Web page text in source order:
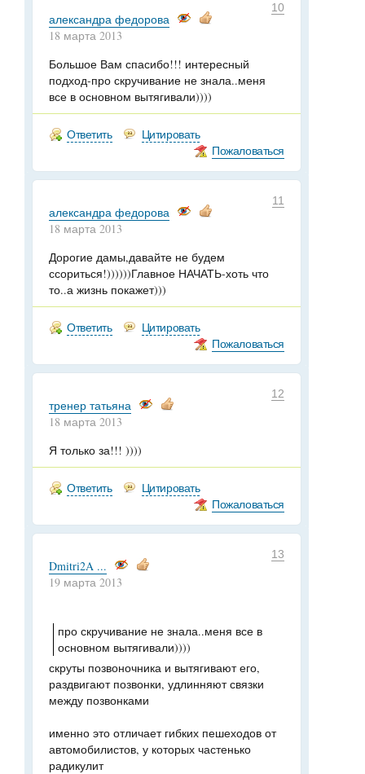
10
александра федорова
18 марта 2013
Большое Вам спасибо!!! интересный
подход-про скручивание не знала..меня
все в основном вытягивали))))
Ответить
Цитировать
Пожаловаться
11
александра федорова
18 марта 2013
Дорогие дамы,давайте не будем
ссориться!))))))Главное НАЧАТЬ-хоть что
то..а жизнь покажет)))
Ответить
Цитировать
Пожаловаться
12
тренер татьяна
18 марта 2013
Я только за!!! ))))
Ответить
Цитировать
Пожаловаться
13
Dmitri2A ...
19 марта 2013
про скручивание не знала..меня все в
основном вытягивали))))
скруты позвоночника и вытягивают его,
раздвигают позвонки, удлинняют связки
между позвонками
именно это отличает гибких пешеходов от
автомобилистов, у которых частенько
радикулит